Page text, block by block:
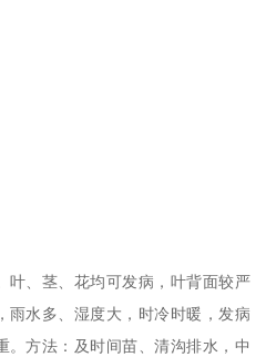
、茎、花均可发病，叶背面较严
雨水多、湿度大，时冷时暖，发病
。方法：及时间苗、清沟排水，中